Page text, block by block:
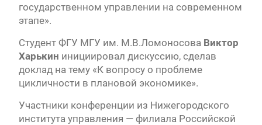
государственном управлении на современном
этапе».
Студент ФГУ МГУ им. М.В.Ломоносова Виктор
Харькин инициировал дискуссию, сделав
доклад на тему «К вопросу о проблеме
цикличности в плановой экономике».
Участники конференции из Нижегородского
института управления — филиала Российской